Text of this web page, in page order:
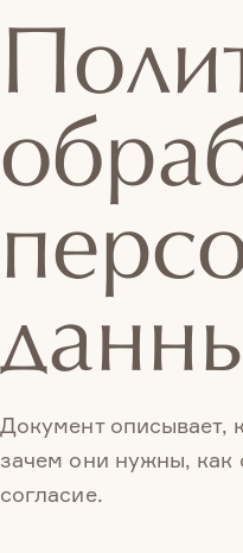
Документ описывает,
зачем они нужны, как
согласие.